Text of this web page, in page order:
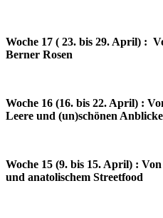
Woche 17 ( 23. bis 29. April) :
Berner Rosen
Woche 16 (16. bis 22. April) :
Leere und (un)schönen
Woche 15 (9. bis 15. April) :
und anatolischem Streetfood